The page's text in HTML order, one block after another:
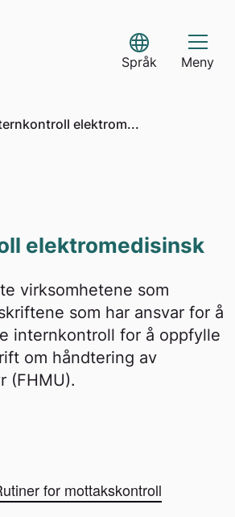
Språk
Select Language
Meny
elektrom...
elektromedisinsk
virksomhetene som
som har ansvar for å
internkontroll for å oppfylle
om håndtering av
(FHMU).
for mottakskontroll